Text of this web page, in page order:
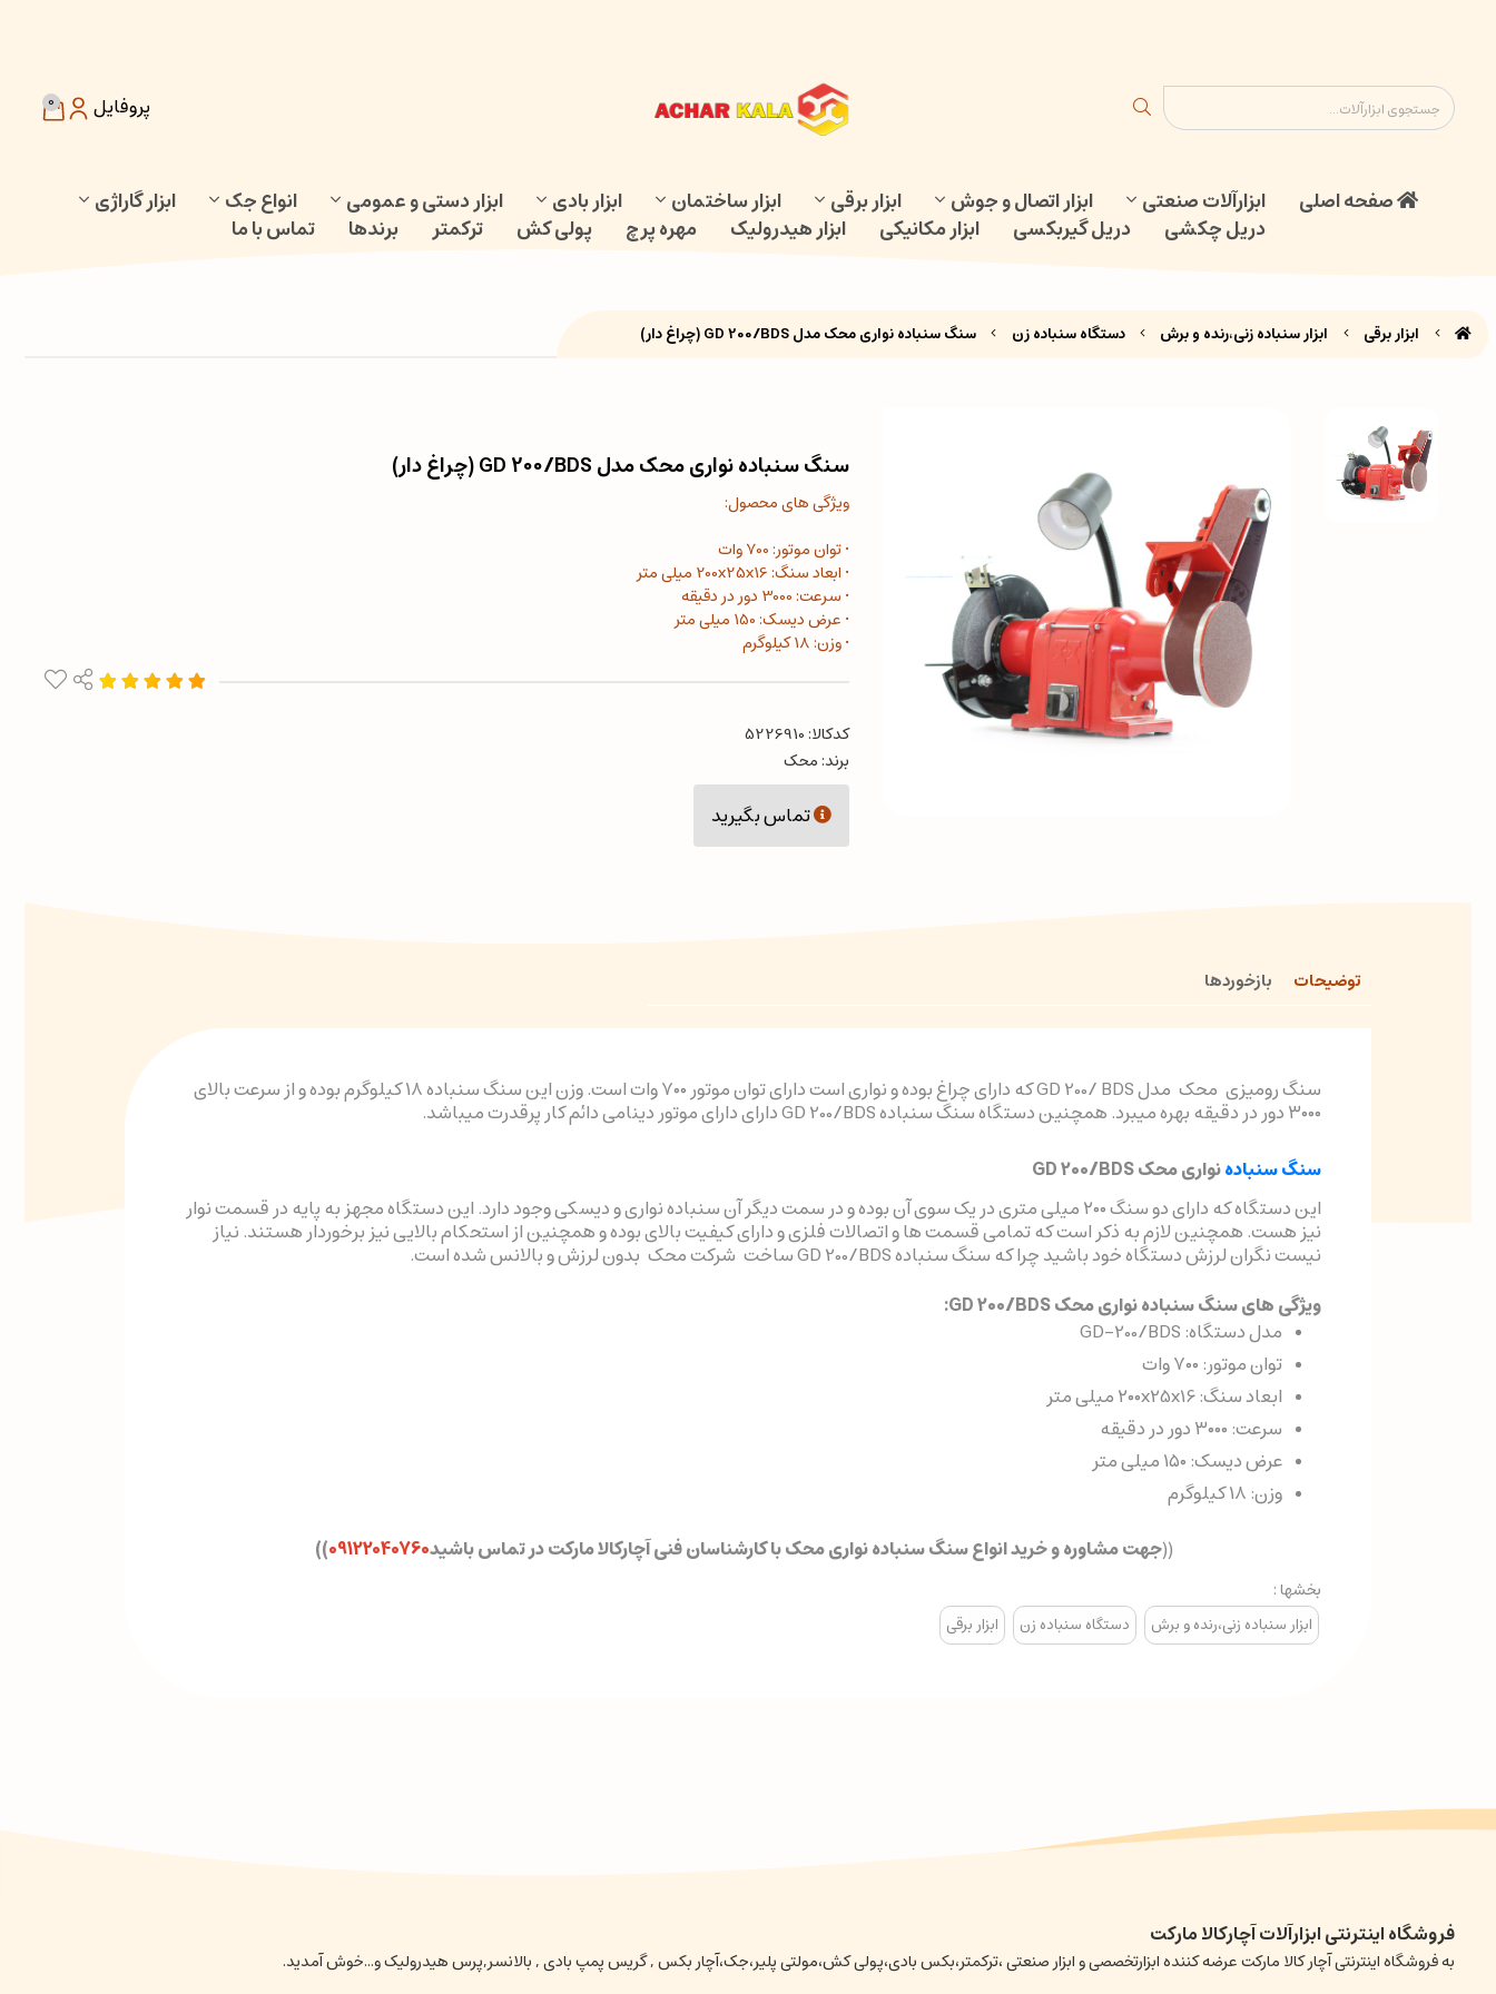
0 پروفایل
صفحه اصلی ابزارآلات صنعتی ابزار اتصال و جوش ابزار برقی ابزار ساختمان ابزار بادی ابزار دستی و عمومی انواع جک
ابزار گاراژی
دریل چکشی
دریل گیربکسی ابزار مکانیکی ابزار هیدرولیک مهره پرچ پولی کش ترکمتر برندها تماس با ما
ابزار برقی ابزار سنباده زنی،رنده و برش دستگاه سنباده زن سنگ سنباده نواری محک مدل GD 200/BDS (چراغ دار)
سنگ سنباده نواری محک مدل GD 200/BDS (چراغ دار)
ویژگی های محصول:
• توان موتور: 700 وات
• ابعاد سنگ: 200x25x16 میلی متر
• سرعت: 3000 دور در دقیقه
• عرض دیسک: 150 میلی متر
• وزن: 18 کیلوگرم
کدکالا:
برند: محک
تماس بگیرید
توضیحات بازخوردها
سنگ رومیزی محک مدل GD 200/ BDS که دارای چراغ بوده و نواری است دارای توان موتور ۷۰۰ وات است. وزن این سنگ سنباده ۱۸ کیلوگرم بوده و از سرعت بالای
۳۰۰۰ دور در دقیقه بهره میبرد. همچنین دستگاه سنگ سنباده GD 200/BDS دارای دارای موتور دینامی دائم کار پرقدرت میباشد.
سنگ سنبادهنواری محک GD 200/BDS
این دستگاه که دارای دو سنگ ۲۰۰ میلی متری در یک سوی آن بوده و در سمت دیگر آن سنباده نواری و دیسکی وجود دارد. این دستگاه مجهز به پایه در قسمت نوار
نیز هست. همچنین لازم به ذکر است که تمامی قسمت ها و اتصالات فلزی و دارای کیفیت بالای بوده و همچنین از استحکام بالایی نیز برخوردار هستند. نیاز
نیست نگران لرزش دستگاه خود باشید چرا که سنگ سنباده GD 200/BDS ساخت شرکت محک بدون لرزش و بالانس شده است.
ویژگی های سنگ سنباده نواری محک GD 200/BDS:
مدل دستگاه: GD-200/BDS
توان موتور: ۷۰۰ وات
ابعاد سنگ: ۲۰۰x25x16 میلی متر
سرعت: ۳۰۰۰ دور در دقیقه
عرض دیسک: ۱۵۰ میلی متر
وزن: ۱۸ کیلوگرم
((جهت مشاوره و خرید انواع سنگ سنباده نواری محک با کارشناسان فنی آچارکالا مارکت در تماس باشید09122040760
)
)
بخشها :
ابزار سنباده زنی،رنده و برش دستگاه سنباده زن ابزار برقی
فروشگاه اینترنتی ابزارآلات آچارکالا مارکت
به فروشگاه اینترنتی آچار کالا مارکت عرضه کننده ابزارتخصصی و ابزار صنعتی ،ترکمتر،بکس بادی،پولی کش،مولتی پلیر،جک،آچار بکس , گریس پمپ بادی , بالانسر,پرس هیدرولیک و...خوش آمدید.